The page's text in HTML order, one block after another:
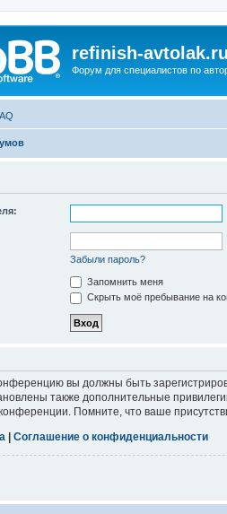
refinish-avtolak.ru
Форум для специалистов по
Забыли пароль?
Запомнить меня
Скрыть моё пребывание на
вы должны быть
также дополнительные
Помните, что ваше
Соглашение о конфиденциальности